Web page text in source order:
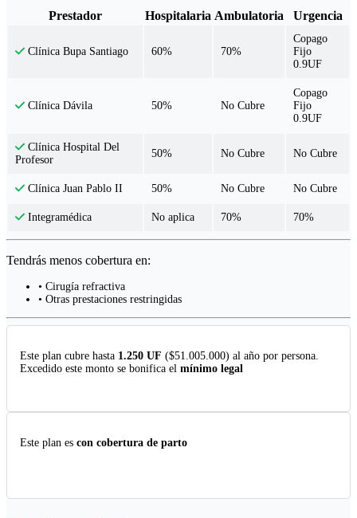
Prestador Hospitalaria Ambulatoria Urgencia
Clínica Bupa Santiago 60% 70%
Copago
Fijo
0.9UF
Clínica Dávila 50% No Cubre
Copago
Fijo
0.9UF
Clínica Hospital Del
Profesor
50% No Cubre No Cubre
Clínica Juan Pablo II 50% No Cubre No Cubre
Integramédica No aplica 70% 70%
Tendrás menos cobertura en:
• Cirugía refractiva
• Otras prestaciones restringidas
Este plan cubre hasta 1.250 UF ($51.005.000) al año por persona.
Excedido este monto se bonifica el mínimo legal
Este plan es con cobertura de parto